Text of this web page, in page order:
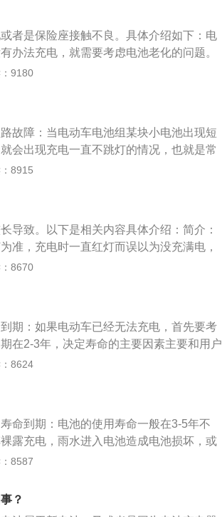
遇到路面颠簸，电池出现冲撞而导致的电
点，如果确定是这种原因造成的充不进去
池不匹配，致使电池长期过充电或欠充
转灯。存酸量过多：电池内部存酸量过
失控”而造成充电器充电不转灯。存酸量
后期因电池失水，充电器充电不转灯。内
充电电压达不到限定电压值，充电电流始
则上不应超过10个小时，电池是否充满以
放电量的1.03~1.05倍。
者是保险座接触不良。具体介绍如下：电
办法充电，就需要考虑电池老化的问题。
车主使用习惯不好，就会导致电瓶使用寿
者维修店找专业的人员进行更换保险丝；
，需要找专业的人员进行解决，如果是与
新插上，保证接触无碍即可。
9180
故障：当电动车电池组某块小电池出现短
会出现充电一直不跳灯的情况，也就是常
般解决方式是更换整组电池，这样就可以
障。其一般表现为充电时电池严重发热，
8915
导致。以下是相关内容具体介绍：简介：
准，充电时一直红灯而误以为没充满电，
不应超过10个小时，电池是否充满以充电
造成过充电。充电不转灯：充电环境温度
压达不到限定电压值，充电电流始终维持
而造成充电器不转灯。充电器参数设置与
充电，最终造成电池失水，充电器充电不
内部氧循环不畅，引起“热失控”而造成充
8670
期：如果电动车已经无法充电，首先要考
在2-3年，决定寿命的主要因素主要和用户
保险丝断开：如果电池的内部保险丝断
动车电池充不进电或者充不满的情况。
8624
命到期：电池的使用寿命一般在3-5年不
露充电，雨水进入电池造成电池损坏，或
寿命变短。那就需要及时去正规维修点更
。最好是找专业的人检测一下，更换新的
接触不良：电动车充电时，充电器和充电
8587
？